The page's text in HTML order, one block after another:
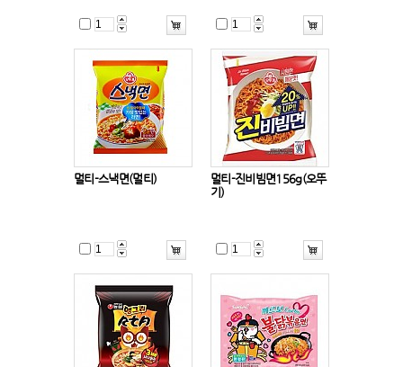
멀티-스낵면(멀티)
멀티-진비빔면156g(오뚜
기)